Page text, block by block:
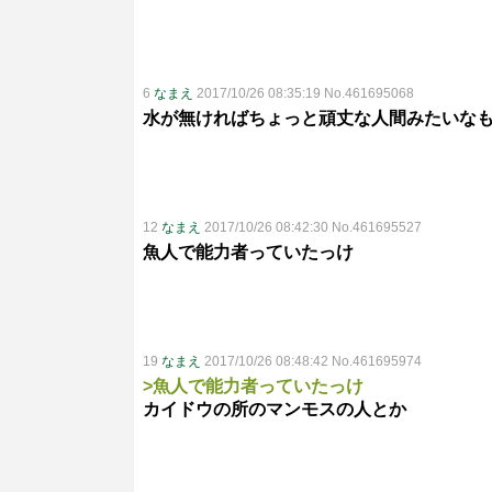
6 なまえ 2017/10/26 08:35:19 No.461695068
水が無ければちょっと頑丈な人間みたいな
12 なまえ 2017/10/26 08:42:30 No.461695527
魚人で能力者っていたっけ
19 なまえ 2017/10/26 08:48:42 No.461695974
>魚人で能力者っていたっけ
カイドウの所のマンモスの人とか